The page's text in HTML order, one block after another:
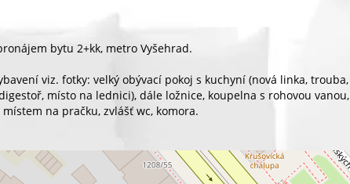
bytu 2+kk, metro Vyšehrad.
viz. fotky: velký obývací pokoj s kuchyní (nová linka, trouba,
místo na lednici), dále ložnice, koupelna s rohovou vanou,
na pračku, zvlášť wc, komora.